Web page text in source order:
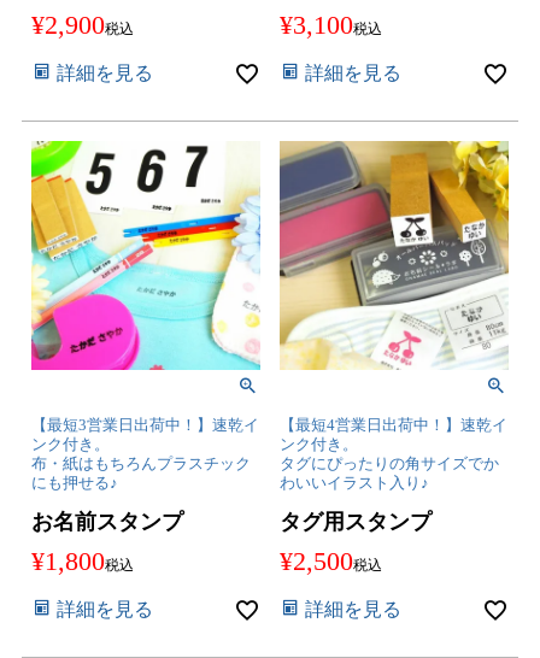
¥2,900税込
詳細を見る
¥3,100税込
詳細を見る
【最短3営業日出荷中！】速乾イ
ンク付き。
布・紙はもちろんプラスチック
にも押せる♪
お名前スタンプ
¥1,800税込
詳細を見る
【最短4営業日出荷中！】速乾イ
ンク付き。
タグにぴったりの角サイズでか
わいいイラスト入り♪
タグ用スタンプ
¥2,500税込
詳細を見る